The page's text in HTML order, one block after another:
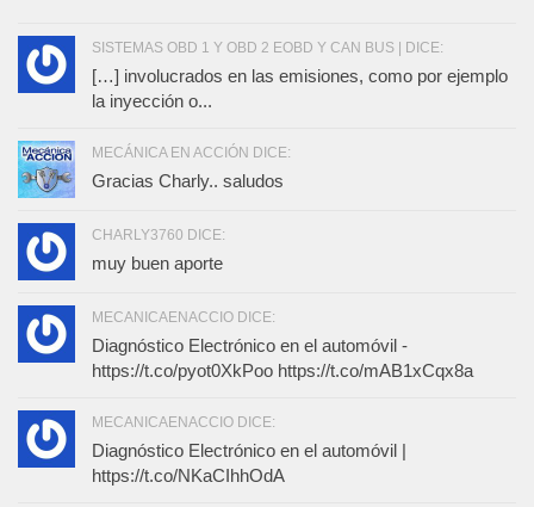
SISTEMAS OBD 1 Y OBD 2 EOBD Y CAN BUS | DICE:
[…] involucrados en las emisiones, como por ejemplo
la inyección o...
MECÁNICA EN ACCIÓN DICE:
Gracias Charly.. saludos
CHARLY3760 DICE:
muy buen aporte
MECANICAENACCIO DICE:
Diagnóstico Electrónico en el automóvil -
https://t.co/pyot0XkPoo https://t.co/mAB1xCqx8a
MECANICAENACCIO DICE:
Diagnóstico Electrónico en el automóvil |
https://t.co/NKaCIhhOdA